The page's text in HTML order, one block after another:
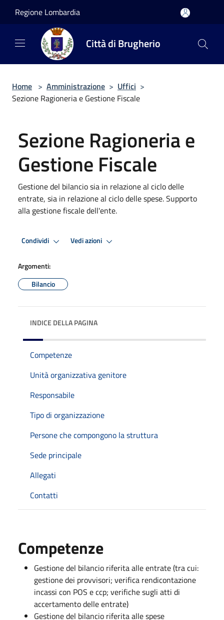
Regione Lombardia
Città di Brugherio
Home > Amministrazione > Uffici >
Sezione Ragioneria e Gestione Fiscale
Sezione Ragioneria e
Gestione Fiscale
Gestione del bilancio sia in relazione al ciclo delle
entrate, sia in relazione al ciclo delle spese. Supporto
alla gestione fiscale dell'ente.
Condividi Vedi azioni
Argomenti:
Bilancio
INDICE DELLA PAGINA
Competenze
Unità organizzativa genitore
Responsabile
Tipo di organizzazione
Persone che compongono la struttura
Sede principale
Allegati
Contatti
Competenze
Gestione del bilancio riferita alle entrate (tra cui:
gestione dei provvisori; verifica rendicontazione
incassi con POS e ccp; verifiche sugli atti di
accertamento delle entrate)
Gestione del bilancio riferita alle spese